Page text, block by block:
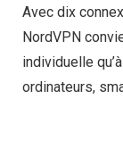
Avec dix
NordVPN
individuelle
ordinateurs,